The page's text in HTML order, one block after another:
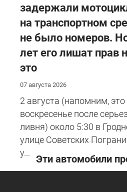
задержали
на транспортном
не было номеров.
лет его лишат прав
это
07 августа 2026
2 августа (напомним,
воскресенье после
ливня) около 5:30 в
улице Советских
у...
Эти автомобили